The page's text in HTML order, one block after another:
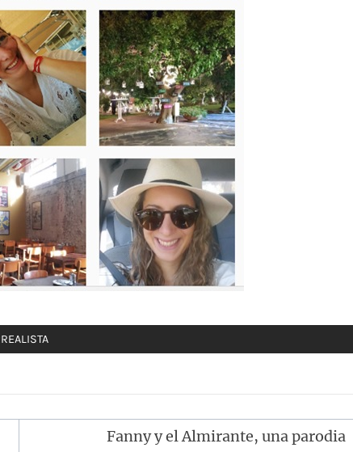
Fanny y el Almirante, una parodia